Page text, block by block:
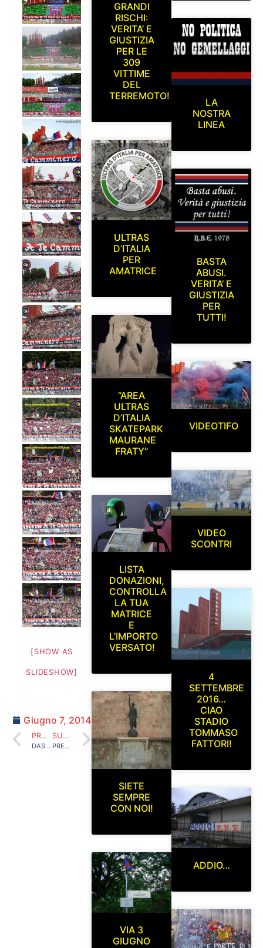
[SHOW AS
SLIDESHOW]
Giugno 7, 2014
PRECEDENTE
DASPO PIÙ DURO: ECCO IL “PACCHETTO” SICUREZZA
SUCCESSIVO
PREPARAZIONE DELLA COREOGRAFIA, REALIZZATA TOTALMENTE A MANO, PER I QUARTI DI FINALE PLAY OFF L’AQUILA-PISA
GRANDI
RISCHI:
VERITA’ E
GIUSTIZIA
PER LE
309
VITTIME
DEL
TERREMOTO!
ULTRAS
D’ITALIA
PER
AMATRICE
“AREA
ULTRAS
D’ITALIA
SKATEPARK
MAURANE
FRATY”
LISTA
DONAZIONI,
CONTROLLA
LA TUA
MATRICE
E
L’IMPORTO
VERSATO!
SIETE
SEMPRE
CON NOI!
VIA 3
GIUGNO
LA
NOSTRA
LINEA
BASTA
ABUSI.
VERITA’ E
GIUSTIZIA
PER
TUTTI!
VIDEOTIFO
VIDEO
SCONTRI
4
SETTEMBRE
2016…
CIAO
STADIO
TOMMASO
FATTORI!
ADDIO…